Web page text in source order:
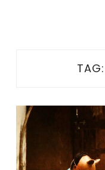
TAG: